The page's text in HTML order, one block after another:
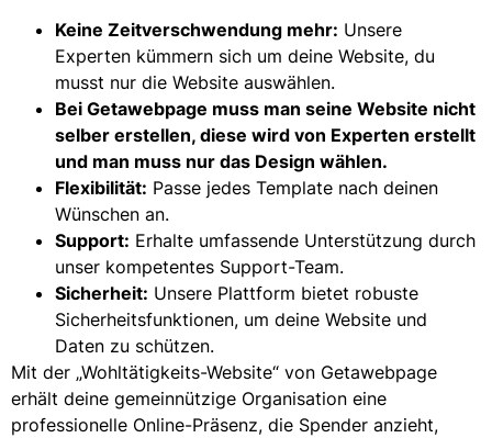
Keine Zeitverschwendung mehr: Unsere
Experten kümmern sich um deine Website, du
musst nur die Website auswählen.
Bei Getawebpage muss man seine Website nicht
selber erstellen, diese wird von Experten erstellt
und man muss nur das Design wählen.
Flexibilität: Passe jedes Template nach deinen
Wünschen an.
Support: Erhalte umfassende Unterstützung durch
unser kompetentes Support-Team.
Sicherheit: Unsere Plattform bietet robuste
Sicherheitsfunktionen, um deine Website und
Daten zu schützen.
Mit der „Wohltätigkeits-Website“ von Getawebpage
erhält deine gemeinnützige Organisation eine
professionelle Online-Präsenz, die Spender anzieht,